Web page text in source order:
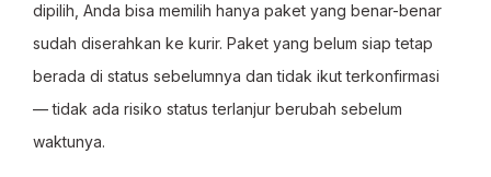
dipilih, Anda bisa memilih hanya paket yang benar-benar
sudah diserahkan ke kurir. Paket yang belum siap tetap
berada di status sebelumnya dan tidak ikut terkonfirmasi
— tidak ada risiko status terlanjur berubah sebelum
waktunya.